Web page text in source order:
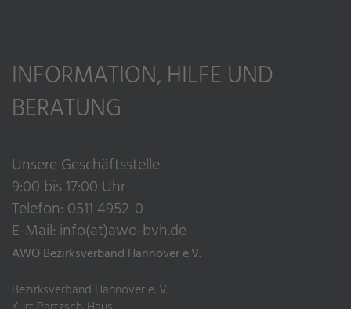
INFORMATION, HILFE UND
BERATUNG
Unsere Geschäftsstelle
9:00 bis 17:00 Uhr
Telefon: 0511 4952-0
E-Mail: info(at)awo-bvh.de
AWO Bezirksverband Hannover e.V.
Bezirksverband Hannover e. V.